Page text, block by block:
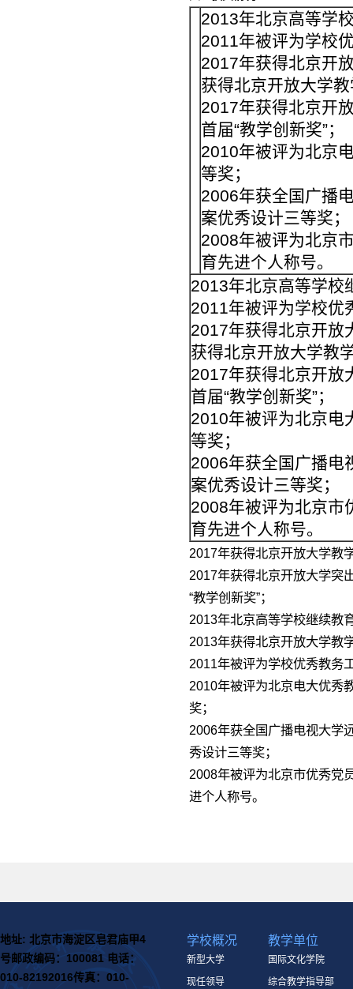
2013年北京高等学
2011年被评为学校
2017年获得北京开
获得北京开放大学
2017年获得北京开
首届“教学创新奖”；
2010年被评为北京
等奖；
2006年获全国广播
案优秀设计三等奖；
2008年被评为北京
育先进个人称号。
2013年北京高等学校
2011年被评为学校优
2017年获得北京开放
获得北京开放大学教
2017年获得北京开放
首届“教学创新奖”；
2010年被评为北京电
等奖；
2006年获全国广播电
案优秀设计三等奖；
2008年被评为北京市
育先进个人称号。
2017年获得北京开放大学教
2017年获得北京开放大学突
“教学创新奖”；
2013年北京高等学校继续教
2013年获得北京开放大学教
2011年被评为学校优秀教务
2010年被评为北京电大优秀
奖；
2006年获全国广播电视大学
秀设计三等奖；
2008年被评为北京市优秀党
进个人称号。
地址: 北京市海淀区皂君庙甲4
号邮政编码：100081 电话：
010-82192016传真：010-
学校概况
新型大学
现任领导
教学单位
国际文化学院
综合教学指导部